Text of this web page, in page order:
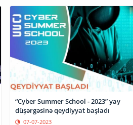
“Cyber Summer School - 2023” yay
düşərgəsinə qeydiyyat başladı
07-07-2023